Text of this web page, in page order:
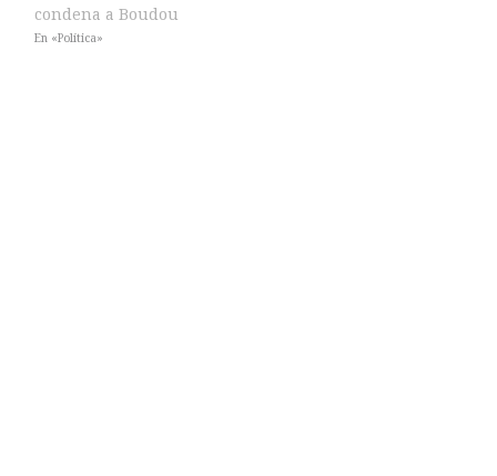
condena a Boudou
En «Política»